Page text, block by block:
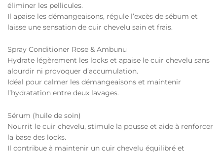
éliminer les pellicules.
Il apaise les démangeaisons, régule l’excès de sébum et
laisse une sensation de cuir chevelu sain et frais.
Spray Conditioner Rose & Ambunu
Hydrate légèrement les locks et apaise le cuir chevelu sans
alourdir ni provoquer d’accumulation.
Idéal pour calmer les démangeaisons et maintenir
l’hydratation entre deux lavages.
Sérum (huile de soin)
Nourrit le cuir chevelu, stimule la pousse et aide à renforcer
la base des locks.
Il contribue à maintenir un cuir chevelu équilibré et